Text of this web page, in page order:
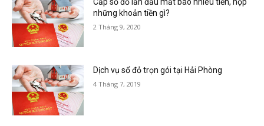
Cấp sổ đỏ lần đầu mất bao nhiêu tiền, nộp
những khoản tiền gì?
2 Tháng 9, 2020
Dịch vụ sổ đỏ trọn gói tại Hải Phòng
4 Tháng 7, 2019